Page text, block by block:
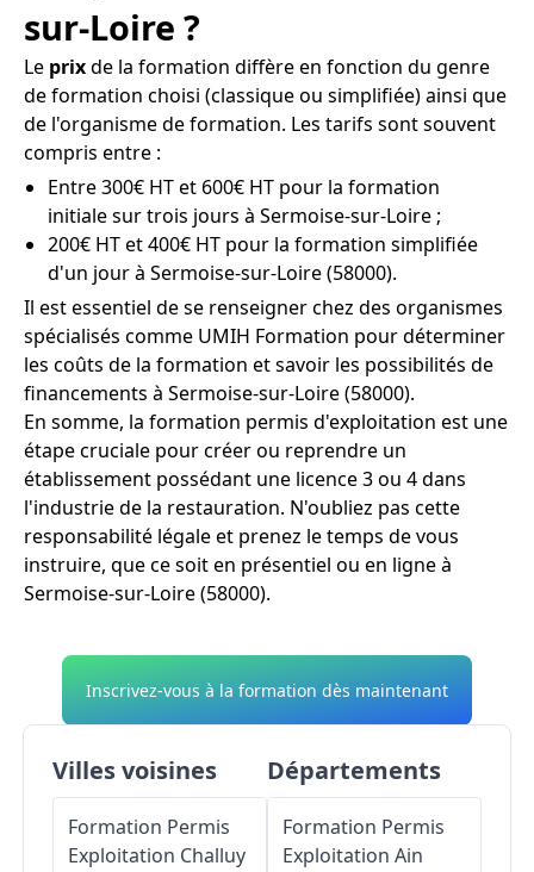
sur-Loire ?
Le prixde la formation diffère en fonction du genre
de formation choisi (classique ou simplifiée) ainsi que
de l'organisme de formation. Les tarifs sont souvent
compris entre :
Entre 300€ HT et 600€ HT pour la formation
initiale sur trois jours à Sermoise-sur-Loire ;
200€ HT et 400€ HT pour la formation simplifiée
d'un jour à Sermoise-sur-Loire (58000).
Il est essentiel de se renseigner chez des organismes
spécialisés comme UMIH Formation pour déterminer
les coûts de la formation et savoir les possibilités de
financements à Sermoise-sur-Loire (58000).
En somme, la formation permis d'exploitation est une
étape cruciale pour créer ou reprendre un
établissement possédant une licence 3 ou 4 dans
l'industrie de la restauration. N'oubliez pas cette
responsabilité légale et prenez le temps de vous
instruire, que ce soit en présentiel ou en ligne à
Sermoise-sur-Loire (58000).
Inscrivez-vous à la formation dès maintenant
Villes voisines
Formation Permis
Exploitation Challuy
Départements
Formation Permis
Exploitation Ain